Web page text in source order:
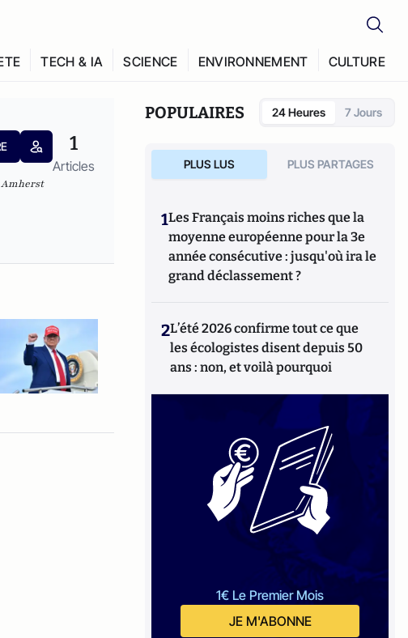
TECH & IA SCIENCE ENVIRONNEMENT CULTURE
1
Articles
Amherst
POPULAIRES 24 Heures 7 Jours
PLUS LUS PLUS PARTAGES
1Les Français moins riches que la
moyenne européenne pour la 3e
année consécutive : jusqu'où ira le
grand déclassement ?
2L’été 2026 confirme tout ce que
les écologistes disent depuis 50
ans : non, et voilà pourquoi
1€ Le Premier Mois
JE M'ABONNE